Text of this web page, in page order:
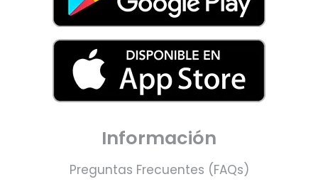
Información
Preguntas Frecuentes (FAQs)